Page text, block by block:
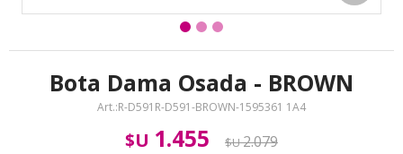
Bota Dama Osada - BROWN
R-D591R-D591-BROWN-1595361 1A4
$U 1.455 $U2.079